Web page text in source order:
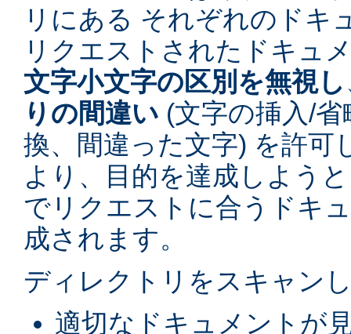
リにある それぞれのドキ
リクエストされたドキュ
文字小文字の区別を無視し
りの間違い (文字の挿入/
換、間違った文字) を許可
より、目的を達成しよう
でリクエストに合うドキ
成されます。
ディレクトリをスキャン
適切なドキュメントが